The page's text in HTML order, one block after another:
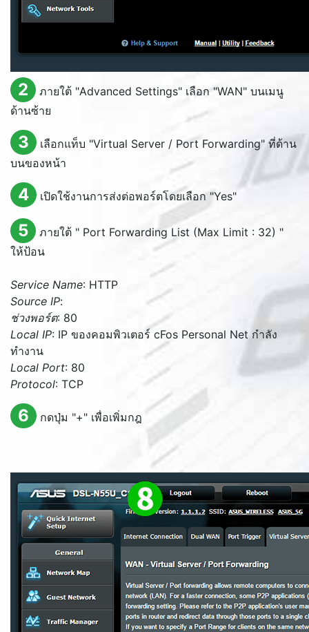
2 ภายใต้ "Advanced Settings" เลือก "WAN" บนเมนู
ด้านซ้าย
3 เลือกแท็บ "Virtual Server / Port Forwarding" ที่ด้าน
บนของหน้า
4 เปิดใช้งานการส่งต่อพอร์ตโดยเลือก "Yes"
5 ภายใต้ " Port Forwarding List (Max Limit : 32) "
ให้ป้อน
Service Name: HTTP
Source IP:
ช่วงพอร์ต: 80
Local IP: IP ของคอมพิวเตอร์ cFos Personal Net กำลัง
ทำงาน
Local Port: 80
Protocol: TCP
6 กดปุ่ม "+" เพื่อเพิ่มกฎ